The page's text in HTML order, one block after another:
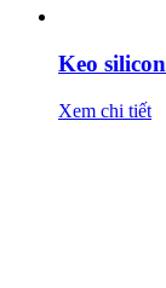
Keo
Xem chi tiết